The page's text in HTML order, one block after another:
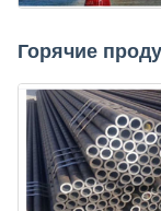
Горячие